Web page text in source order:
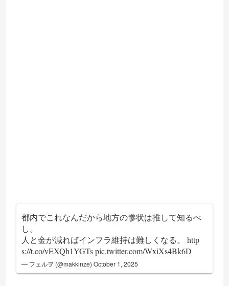
都内でこれなんだから地方の惨状は推して知るべ
し。
人と金が減ればインフラ維持は難しくなる。http
s://t.co/vEXQh1YGTs pic.twitter.com/WxiXs4Bk6D
— フェルヲ (@makkinze)October 1, 2025